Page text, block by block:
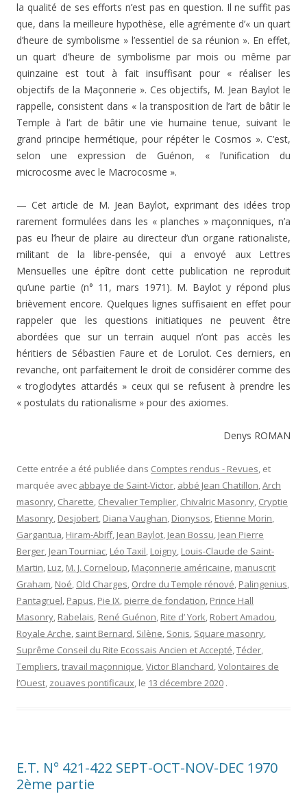
la qualité de ses efforts n’est pas en question. Il ne suffit pas
que, dans la meilleure hypothèse, elle agrémente d’« un quart
d’heure de symbolisme » l’es­sentiel de sa réunion ». En effet,
un quart d’heure de symbolisme par mois ou même par
quinzaine est tout à fait insuffisant pour « réaliser les
objectifs de la Maçon­nerie ». Ces objectifs, M. Jean Baylot le
rappelle, consis­tent dans « la transposition de l’art de bâtir le
Temple à l’art de bâtir une vie humaine tenue, suivant le
grand principe hermétique, pour répéter le Cosmos ». C’est,
selon une expression de Guénon, « l’unification du
microcosme avec le Macrocosme ».
— Cet article de M. Jean Baylot, exprimant des idées trop
rarement formulées dans les « planches » maçonni­ques, n’a
pas eu l’heur de plaire au directeur d’un organe rationaliste,
militant de la libre-pensée, qui a envoyé aux Lettres
Mensuelles une épître dont cette publication ne reproduit
qu’une partie (n° 11, mars 1971). M. Baylot y répond plus
brièvement encore. Quelques lignes suffisaient en effet pour
rappeler que les questions initiatiques ne peu­vent être
abordées que sur un terrain auquel n’ont pas accès les
héritiers de Sébastien Faure et de Lorulot. Ces derniers, en
revanche, ont parfaitement le droit de consi­dérer comme des
« troglodytes attardés » ceux qui se re­fusent à prendre les
« postulats du rationalisme » pour des axiomes.
Denys ROMAN
Cette entrée a été publiée dans Comptes rendus - Revues, et
marquée avec abbaye de Saint-Victor, abbé Jean Chatillon,Arch
masonry, Charette, Chevalier Templier, Chivalric Masonry, Cryptie
Masonry, Desjobert, Diana Vaughan, Dionysos, Etienne Morin,
Gargantua, Hiram-Abiff, Jean Baylot, Jean Bossu, Jean Pierre
Berger, Jean Tourniac, Léo Taxil, Loigny, Louis-Claude de Saint-
Martin, Luz, M. J. Corneloup, Maçonnerie américaine, manuscrit
Graham, Noé, Old Charges, Ordre du Temple rénové, Palingenius,
Pantagruel, Papus, Pie IX, pierre de fondation, Prince Hall
Masonry, Rabelais, René Guénon, Rite d’ York, Robert Amadou,
Royale Ar­che, saint Bernard, Silène, Sonis, Square masonry,
Suprême Conseil du Rite Ecossais Ancien et Accepté,Téder,
Templiers,travail maçon­nique,Victor Blanchard,Volontaires de
l’Ouest, zouaves pontificaux, le 13 décembre 2020 .
E.T. N° 421-422 SEPT-OCT-NOV-DEC 1970
2ème partie